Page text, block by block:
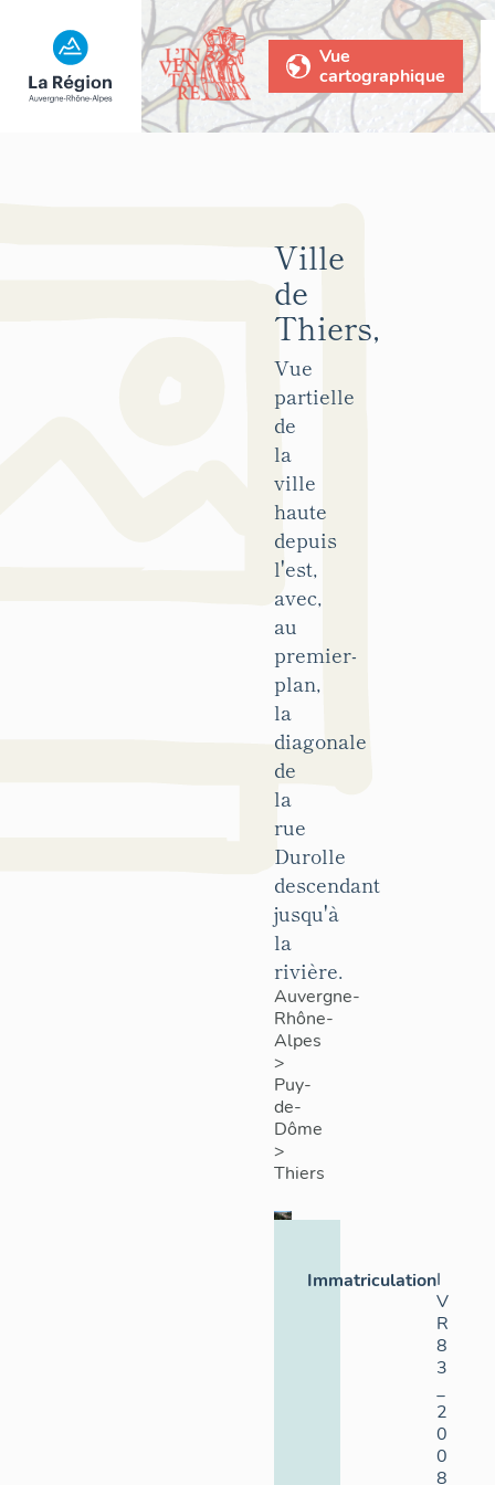
Vue
cartographique
Ville
de
Thiers,
Vue
partielle
de
la
ville
haute
depuis
l'est,
avec,
au
premier-
plan,
la
diagonale
de
la
rue
Durolle
descendant
jusqu'à
la
rivière.
Auvergne-
Rhône-
Alpes
>
Puy-
de-
Dôme
>
Thiers
ImmatriculationI
V
R
8
3
_
2
0
0
8